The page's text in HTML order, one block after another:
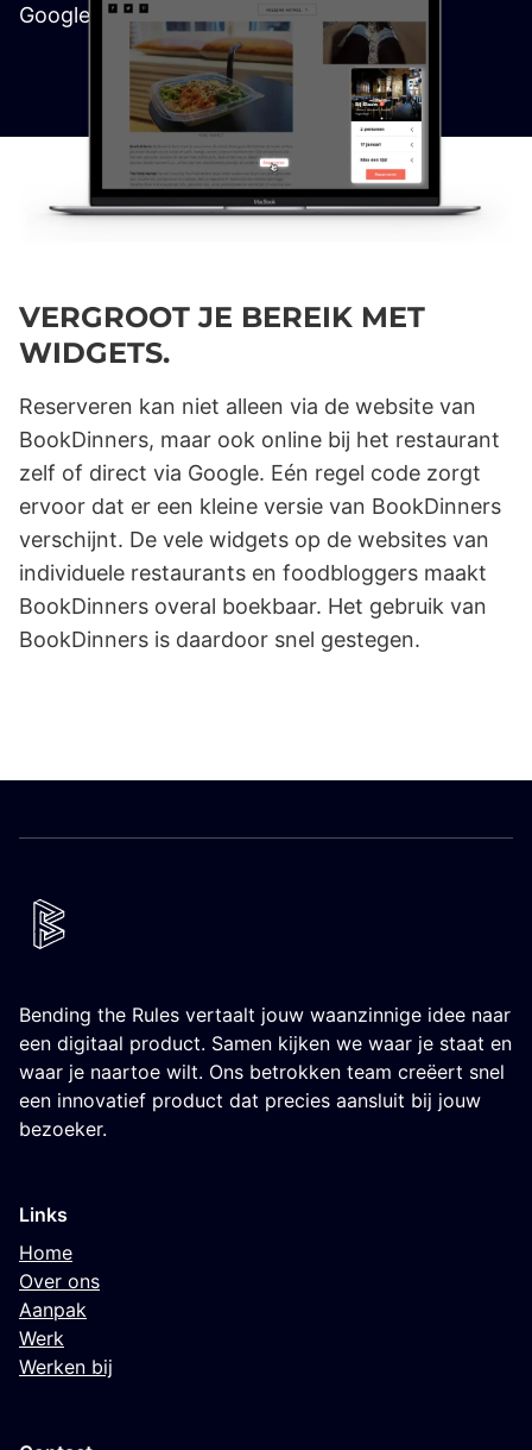
Google.
VERGROOT JE BEREIK MET
WIDGETS.
Reserveren kan niet alleen via de website van
BookDinners, maar ook online bij het restaurant
zelf of direct via Google. Eén regel code zorgt
ervoor dat er een kleine versie van BookDinners
verschijnt. De vele widgets op de websites van
individuele restaurants en foodbloggers maakt
BookDinners overal boekbaar. Het gebruik van
BookDinners is daardoor snel gestegen.
Bending the Rules vertaalt jouw waanzinnige idee naar
een digitaal product. Samen kijken we waar je staat en
waar je naartoe wilt. Ons betrokken team creëert snel
een innovatief product dat precies aansluit bij jouw
bezoeker.
Links
Home
Over ons
Aanpak
Werk
Werken bij